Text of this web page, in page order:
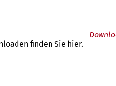
finden Sie hier.